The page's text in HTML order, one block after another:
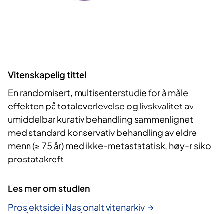
Vitenskapelig tittel
En randomisert, multisenterstudie for å måle
effekten på totaloverlevelse og livskvalitet av
umiddelbar kurativ behandling sammenlignet
med standard konservativ behandling av eldre
menn (≥ 75 år) med ikke-metastatatisk, høy-risiko
prostatakreft
Les mer om studien
Prosjektside i Nasjonalt vitenarkiv